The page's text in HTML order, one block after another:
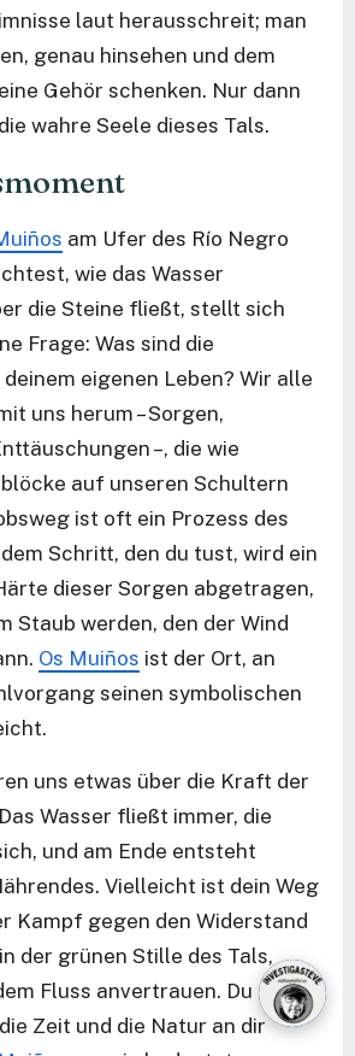
laut herausschreit; man
genau hinsehen und dem
Gehör schenken. Nur dann
wahre Seele dieses Tals.
am Ufer des Río Negro
wie das Wasser
die Steine fließt, stellt sich
Frage: Was sind die
deinem eigenen Leben? Wir alle
uns herum – Sorgen,
–, die wie
auf unseren Schultern
ist oft ein Prozess des
Schritt, den du tust, wird ein
dieser Sorgen abgetragen,
Staub werden, den der Wind
Os Muiños ist der Ort, an
seinen symbolischen
uns etwas über die Kraft der
Wasser fließt immer, die
und am Ende entsteht
Vielleicht ist dein Weg
Kampf gegen den Widerstand
der grünen Stille des Tals,
Fluss anvertrauen. Du darfst
Zeit und die Natur an dir